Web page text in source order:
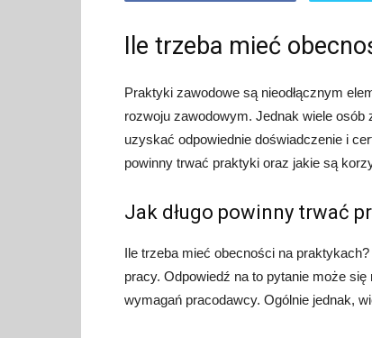
Ile trzeba mieć
Praktyki zawodowe są nieodłącznym
rozwoju zawodowym. Jednak wiele
uzyskać odpowiednie doświadczenie i
powinny trwać praktyki oraz jakie są
Jak długo powinny trwać
Ile trzeba mieć obecności na
pracy. Odpowiedź na to pytanie może
wymagań pracodawcy. Ogólnie jednak,